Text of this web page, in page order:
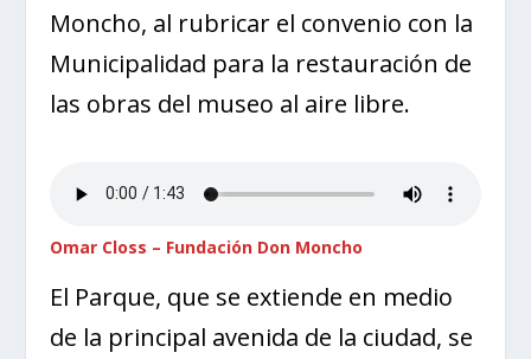
Moncho, al rubricar el convenio con la
Municipalidad para la restauración de
las obras del museo al aire libre.
Omar Closs – Fundación Don Moncho
El Parque, que se extiende en medio
de la principal avenida de la ciudad, se